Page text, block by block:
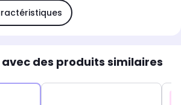
des produits similaires